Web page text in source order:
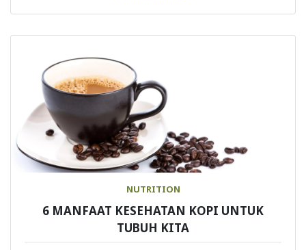
NUTRITION
6 MANFAAT KESEHATAN KOPI UNTUK
TUBUH KITA